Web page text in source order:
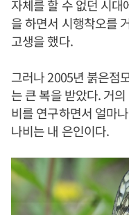
자체를 할 수 없던 시대
을 하면서 시행착오를
고생을 했다.
그러나 2005년 붉은점
는 큰 복을 받았다. 거
비를 연구하면서 얼마
나비는 내 은인이다.